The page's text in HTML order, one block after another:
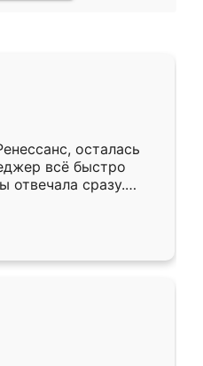
осталась
всё быстро
отвечала сразу.
подошёл к
Собрали
аккуратно, даже